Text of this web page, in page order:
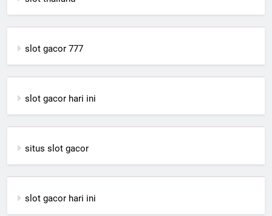
slot gacor 777
slot gacor hari ini
situs slot gacor
slot gacor hari ini